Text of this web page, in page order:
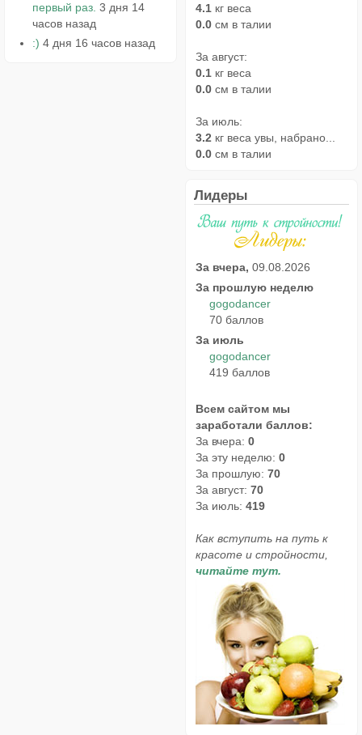
первый раз. 3 дня 14
часов назад
:) 4 дня 16 часов назад
4.1 кг веса
0.0 см в талии
За август:
0.1 кг веса
0.0 см в талии
За июль:
3.2 кг веса увы, набрано...
0.0 см в талии
Лидеры
За вчера, 09.08.2026
За прошлую неделю
gogodancer
70 баллов
За июль
gogodancer
419 баллов
Всем сайтом мы
заработали баллов:
За вчера: 0
За эту неделю: 0
За прошлую: 70
За август: 70
За июль: 419
Как вступить на путь к
красоте и стройности,
читайте тут.